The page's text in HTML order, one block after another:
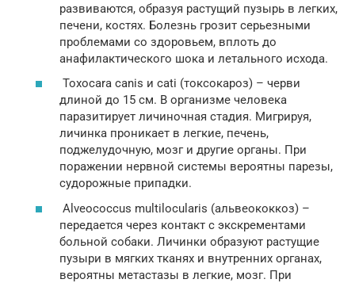
развиваются, образуя растущий пузырь в легких,
печени, костях. Болезнь грозит серьезными
проблемами со здоровьем, вплоть до
анафилактического шока и летального исхода.
Toxocara canis и cati (токсокароз) – черви
длиной до 15 см. В организме человека
паразитирует личиночная стадия. Мигрируя,
личинка проникает в легкие, печень,
поджелудочную, мозг и другие органы. При
поражении нервной системы вероятны парезы,
судорожные припадки.
Alveococcus multilocularis (альвеококкоз) –
передается через контакт с экскрементами
больной собаки. Личинки образуют растущие
пузыри в мягких тканях и внутренних органах,
вероятны метастазы в легкие, мозг. При